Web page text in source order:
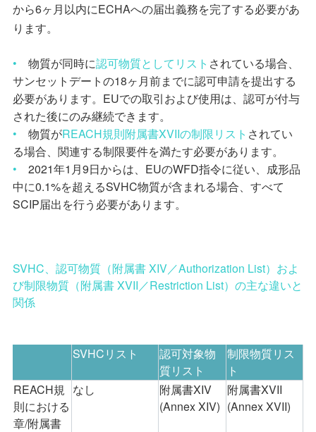
から6ヶ月以内にECHAへの届出義務を完了する必要があ
ります。
• 物質が同時に認可物質としてリスト されている場合、
サンセットデートの18ヶ月前までに認可申請を提出する
必要があります。 EUでの取引および使用は、認可が付与
された後にのみ継続できます。
• 物質がREACH規則附属書XVIIの制限リスト されてい
る場合、関連する制限要件を満たす必要があります。
• 2021年1 月9日からは、 EUのWFD指令に従い、成形品
中に0.1%を超えるSVHC物質が含まれる場合、すべて
SCIP届出を行う必要があります。
SVHC、認可物質（附属書XIV／Authorization List）およ
び制限物質（附属書XVII／Restriction List） の主な違いと
関係
SVHCリスト
認可対象物
質リスト
制限物質リス
ト
REACH規
則における
章/附属書
なし 附属書XIV
(Annex XIV)
附属書XVII
(Annex XVII)